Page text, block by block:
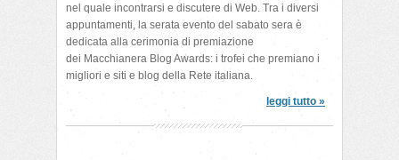
nel quale incontrarsi e discutere di Web. Tra i diversi
appuntamenti, la serata evento del sabato sera è
dedicata alla cerimonia di premiazione
dei Macchianera Blog Awards: i trofei che premiano i
migliori e siti e blog della Rete italiana.
leggi tutto »